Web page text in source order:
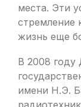
места. Эти
стремление
жизнь еще
В 2008 году
имени Н.Э.